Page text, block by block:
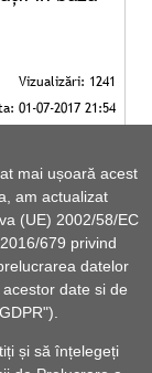
mai ușoară acest
am actualizat
(UE) 2002/58/EC
679 privind
datelor
date si de
și să înțelegeți